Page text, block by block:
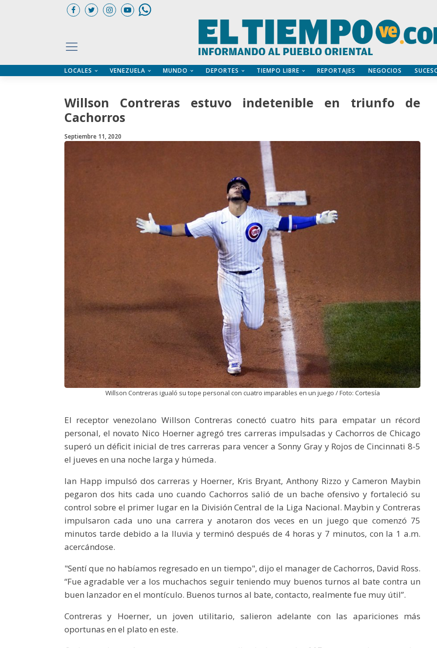
LOCALES VENEZUELA MUNDO DEPORTES TIEMPO LIBRE REPORTAJES NEGOCIOS
Willson Contreras estuvo indetenible en triunfo de
Cachorros
Septiembre 11, 2020
Willson Contreras igualó su tope personal con cuatro imparables en un juego / Foto: Cortesía
El receptor venezolano Willson Contreras conectó cuatro hits para empatar un récord
personal, el novato Nico Hoerner agregó tres carreras impulsadas y Cachorros de Chicago
superó un déficit inicial de tres carreras para vencer a Sonny Gray y Rojos de Cincinnati 8-5
el jueves en una noche larga y húmeda.
Ian Happ impulsó dos carreras y Hoerner, Kris Bryant, Anthony Rizzo y Cameron Maybin
pegaron dos hits cada uno cuando Cachorros salió de un bache ofensivo y fortaleció su
control sobre el primer lugar en la División Central de la Liga Nacional. Maybin y Contreras
impulsaron cada uno una carrera y anotaron dos veces en un juego que comenzó 75
minutos tarde debido a la lluvia y terminó después de 4 horas y 7 minutos, con la 1 a.m.
acercándose.
"Sentí que no habíamos regresado en un tiempo", dijo el manager de Cachorros, David Ross.
“Fue agradable ver a los muchachos seguir teniendo muy buenos turnos al bate contra un
buen lanzador en el montículo. Buenos turnos al bate, contacto, realmente fue muy útil”.
Contreras y Hoerner, un joven utilitario, salieron adelante con las apariciones más
oportunas en el plato en este.